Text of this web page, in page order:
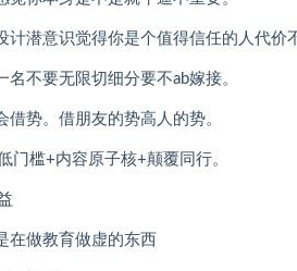
计潜意识觉得你是个值得信任的人代价
不要无限切细分要不ab嫁接。
借势。借朋友的势高人的势。
门槛+内容原子核+颠覆同行。
在做教育做虚的东西